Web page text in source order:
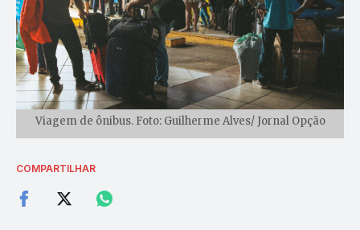
Viagem de ônibus. Foto: Guilherme Alves/ Jornal Opção
COMPARTILHAR